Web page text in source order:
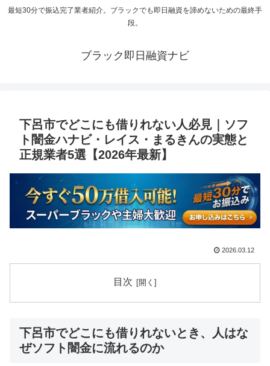
最短30分で振込完了業者紹介。ブラックでも即日融資を諦めないための最終手
段。
ブラック即日融資ナビ
下呂市でどこにも借りれない人必見｜ソフ
ト闇金ハナビ・レイス・まるきんの実態と
正規業者5選【2026年最新】
2026.03.12
目次
下呂市でどこにも借りれないとき、人はな
ぜソフト闇金に流れるのか